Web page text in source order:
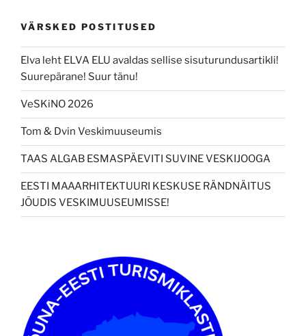
VÄRSKED POSTITUSED
Elva leht ELVA ELU avaldas sellise sisuturundusartikli!
Suurepärane! Suur tänu!
VeSKiNO 2026
Tom & Dvin Veskimuuseumis
TAAS ALGAB ESMASPÄEVITI SUVINE VESKIJOOGA
EESTI MAAARHITEKTUURI KESKUSE RÄNDNÄITUS
JÕUDIS VESKIMUUSEUMISSE!